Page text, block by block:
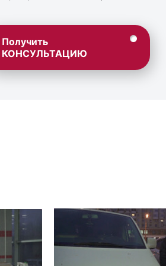
Получить
КОНСУЛЬТАЦИЮ